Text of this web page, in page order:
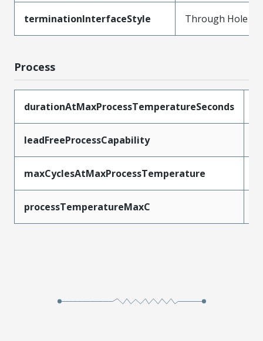
terminationInterfaceStyle Through Hole
Process
durationAtMaxProcessTemperatureSeconds
leadFreeProcessCapability
maxCyclesAtMaxProcessTemperature
processTemperatureMaxC